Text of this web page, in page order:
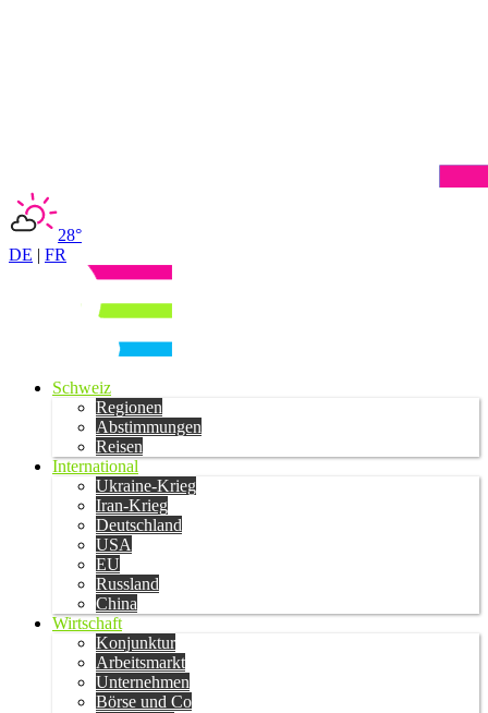
28°
DE | FR
Schweiz
Regionen
Abstimmungen
Reisen
International
Ukraine-Krieg
Iran-Krieg
Deutschland
USA
EU
Russland
China
Wirtschaft
Konjunktur
Arbeitsmarkt
Unternehmen
Börse und Co